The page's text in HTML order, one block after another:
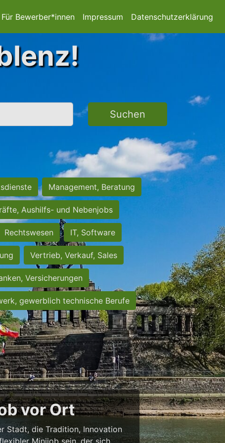
Für Bewerber*innen Impressum Datenschutzerklärung
Suchen
Management, Beratung
Aushilfs- und Nebenjobs
Rechtswesen IT, Software
Vertrieb, Verkauf, Sales
Versicherungen
gewerblich technische Berufe
vor Ort
Stadt, die Tradition, Innovation